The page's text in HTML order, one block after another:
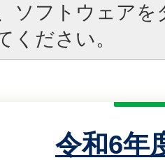
ソフトウェア
ください。
令和6年